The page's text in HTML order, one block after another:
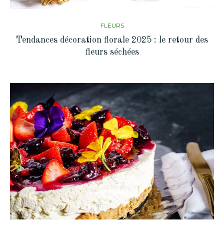
FLEURS
Tendances décoration florale 2025 : le retour des
fleurs séchées